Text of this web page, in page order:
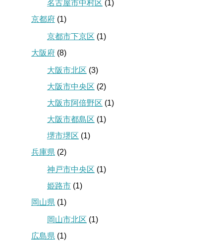
名古屋市中村区 (1)
京都府 (1)
京都市下京区 (1)
大阪府 (8)
大阪市北区 (3)
大阪市中央区 (2)
大阪市阿倍野区 (1)
大阪市都島区 (1)
堺市堺区 (1)
兵庫県 (2)
神戸市中央区 (1)
姫路市 (1)
岡山県 (1)
岡山市北区 (1)
広島県 (1)